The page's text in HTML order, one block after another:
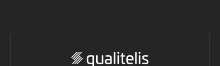
Accéder à mon compte